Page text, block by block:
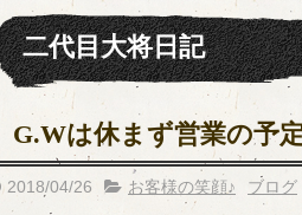
二代目大将日記
G.Wは休まず営業の予
2018/04/26 お客様の笑顔♪ ブログ